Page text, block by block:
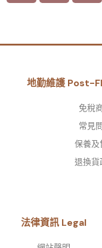
地勤維護 Post-
免稅
常見
保養及
退換貨
法律資訊 Legal